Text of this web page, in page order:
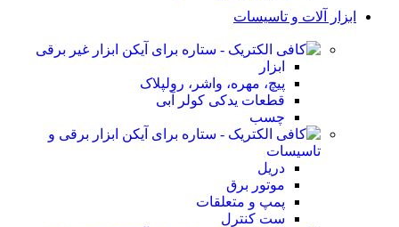
ابزار آلات و تاسیسات
ابزار غیر برقی
ابزار
پیچ، مهره، واشر، رولپلاک
قطعات یدکی کولر آبی
چسب
ابزار برقی و
تاسیسات
دریل
موتور برق
پمپ و متعلقات
ست کنترل